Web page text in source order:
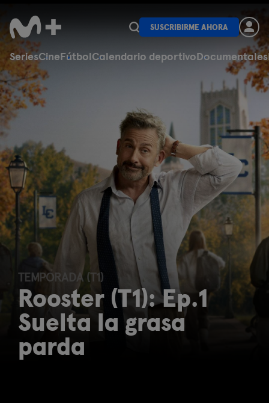
SeriesCineFútbolCalendario deportivoDocumentales
SUSCRIBIRME AHORA
TEMPORADA (T1)
Rooster (T1): Ep.1
Suelta la grasa
parda